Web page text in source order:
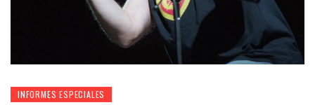
INFORMES ESPECIALES